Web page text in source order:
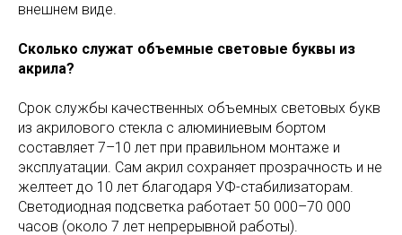
внешнем виде.
Сколько служат объемные световые буквы из
акрила?
Срок службы качественных объемных световых букв
из акрилового стекла с алюминиевым бортом
составляет 7–10 лет при правильном монтаже и
эксплуатации. Сам акрил сохраняет прозрачность и не
желтеет до 10 лет благодаря УФ-стабилизаторам.
Светодиодная подсветка работает 50 000–70 000
часов (около 7 лет непрерывной работы).